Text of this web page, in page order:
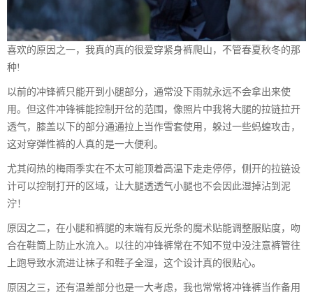
喜欢的原因之一，我真的真的很爱穿紧身裤爬山，不管春夏秋冬的那
种!
以前的冲锋裤只能开到小腿部分，通常没下雨就永远不会拿出来使
用。但这件冲锋裤能控制开岔的范围，像照片中我将大腿的拉链拉开
透气，膝盖以下的部分通通拉上当作雪套使用，躲过一些蚂蝗攻击，
这对穿弹性裤的人真的是一大便利。
尤其闷热的梅雨季实在不太可能顶着高温下走走停停，侧开的拉链设
计可以控制打开的区域，让大腿透透气小腿也不会因此湿掉沾到泥
泞！
原因之二，在小腿和裤腿的末端有反光条的魔术贴能调整服贴度，吻
合在鞋筒上防止水流入。以往的冲锋裤常在不知不觉中没注意裤管往
上跑导致水流进让袜子和鞋子全湿，这个设计真的很贴心。
原因之三，还有温差部分也是一大考虑，我也常常将冲锋裤当作备用